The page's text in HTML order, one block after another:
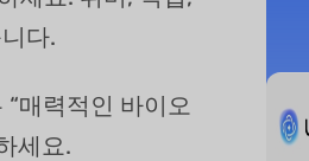
다.
매력적인 바이오
세요.